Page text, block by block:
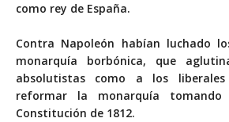
como rey de España.
Contra Napoleón habían luchado
monarquía borbónica, que
absolutistas como a los
reformar la monarquía
Constitución de 1812.